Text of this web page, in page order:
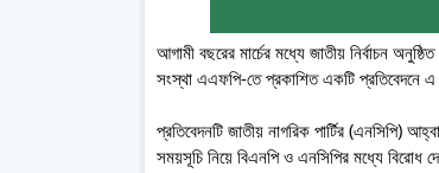
আগামী বছরের মার্চের মধ্যে জাতীয় নির্বাচন
সংস্থা এএফপি-তে প্রকাশিত একটি প্রতিবেদনে
প্রতিবেদনটি জাতীয় নাগরিক পার্টির (এনসিপি)
সময়সূচি নিয়ে বিএনপি ও এনসিপির মধ্যে বিরোধ